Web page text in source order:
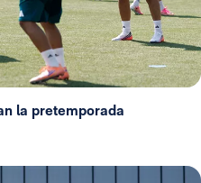
la pretemporada